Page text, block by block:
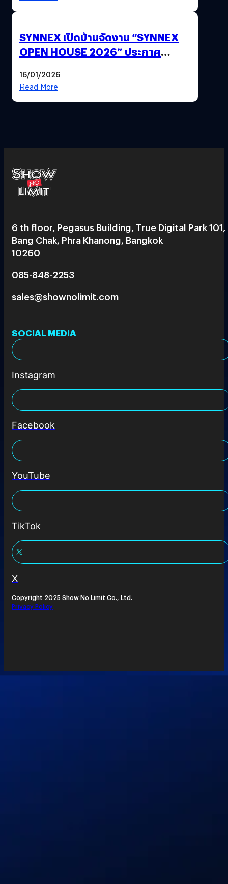
SYNNEX เปิดบ้านจัดงาน “SYNNEX
OPEN HOUSE 2026” ประกาศ
ได้ 53,000 ล้านบาท
16/01/2026
Read More
6 th floor, Pegasus Building, True Digital Park 101,
Bang Chak, Phra Khanong, Bangkok
10260
085-848-2253
sales@shownolimit.com
SOCIAL MEDIA
Instagram
Facebook
YouTube
TikTok
X
Copyright 2025 Show No Limit Co., Ltd.
Privacy Policy